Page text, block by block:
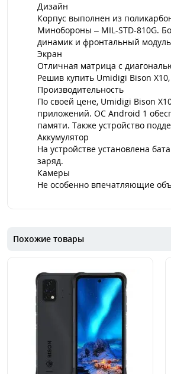
Дизайн
Корпус выполнен из
Минобороны – MIL-STD-810G.
динамик и фронтальный
Экран
Отличная матрица с
Решив купить Umidigi Bison
Производительность
По своей цене, Umidigi Bison
приложений. ОС Android 1
памяти. Также устройство
Аккумулятор
На устройстве установлена
заряд.
Камеры
Не особенно впечатляющие
Похожие товары